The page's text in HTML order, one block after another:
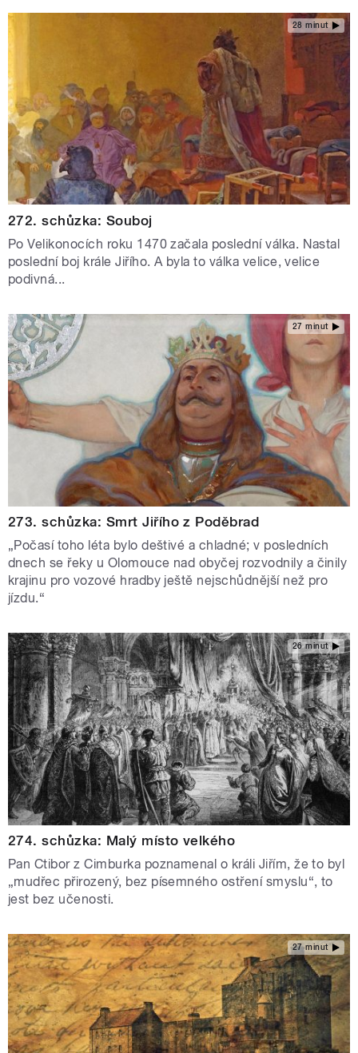
28 minut
272. schůzka: Souboj
Po Velikonocích roku 1470 začala poslední válka. Nastal
poslední boj krále Jiřího. A byla to válka velice, velice
podivná...
27 minut
273. schůzka: Smrt Jiřího z Poděbrad
„Počasí toho léta bylo deštivé a chladné; v posledních
dnech se řeky u Olomouce nad obyčej rozvodnily a činily
krajinu pro vozové hradby ještě nejschůdnější než pro
jízdu.“
26 minut
274. schůzka: Malý místo velkého
Pan Ctibor z Cimburka poznamenal o králi Jiřím, že to byl
„mudřec přirozený, bez písemného ostření smyslu“, to
jest bez učenosti.
27 minut